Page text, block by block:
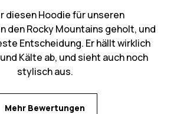
diesen Hoodie für unseren
den Rocky Mountains geholt, und
Entscheidung. Er hällt wirklich
Kälte ab, und sieht auch noch
stylisch aus.
Mehr Bewertungen